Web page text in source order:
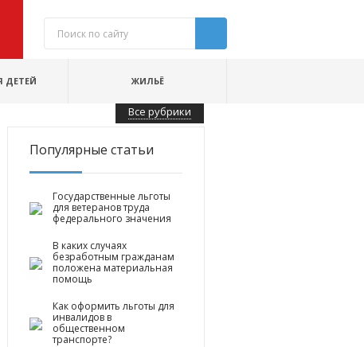
ДЕТЕЙ ЖИЛЬЁ
Все рубрики
Популярные статьи
Государственные льготы
для ветеранов труда
федерального значения
В каких случаях
безработным гражданам
положена материальная
помощь
Как оформить льготы для
инвалидов в
общественном
транспорте?